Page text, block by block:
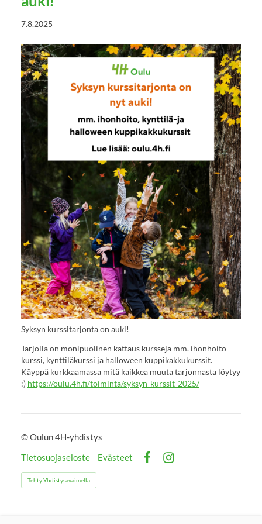
7.8.2025
Syksyn kurssitarjonta on auki!
Tarjolla on monipuolinen kattaus kursseja mm. ihonhoito
kurssi, kynttiläkurssi ja halloween kuppikakkukurssit.
Käyppä kurkkaamassa mitä kaikkea muuta tarjonnasta löytyy
:) https://oulu.4h.fi/toiminta/syksyn-kurssit-2025/
©Oulun 4H-yhdistys
Tietosuojaseloste
Evästeet
Tehty Yhdistysavaimella